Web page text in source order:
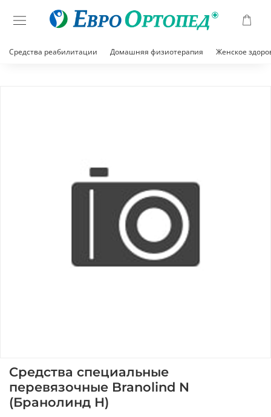
Средства реабилитации Домашняя физиотерапия Женское
Средства специальные
перевязочные Branolind N
(Бранолинд Н)